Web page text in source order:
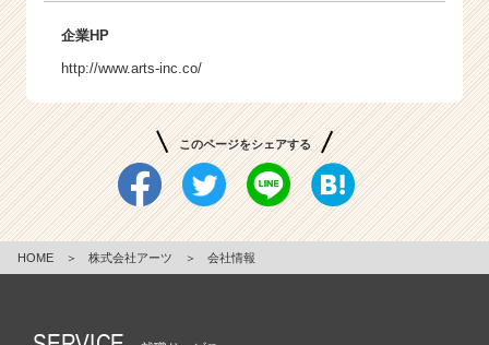
企業HP
http://www.arts-inc.co/
このページをシェアする
HOME ＞ 株式会社アーツ ＞ 会社情報